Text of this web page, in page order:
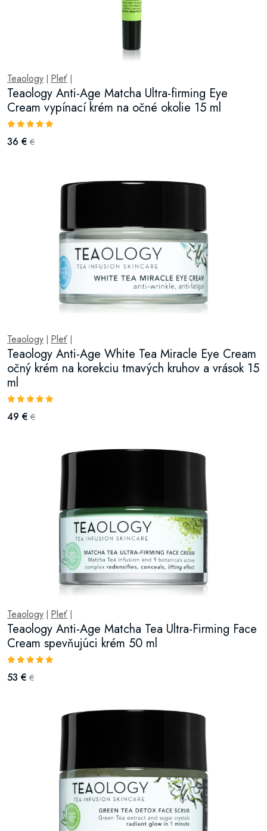
Teaology Pleť
Teaology Anti-Age Matcha Ultra-firming Eye
Cream vypínací krém na očné okolie 15 ml
36 € €
Teaology Pleť
Teaology Anti-Age White Tea Miracle Eye Cream
očný krém na korekciu tmavých kruhov a vrások 15
ml
49 € €
Teaology Pleť
Teaology Anti-Age Matcha Tea Ultra-Firming Face
Cream spevňujúci krém 50 ml
53 € €